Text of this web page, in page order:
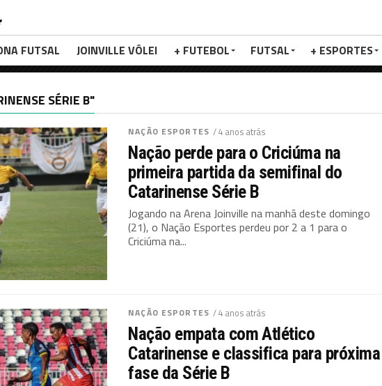
FUTSAL JOINVILLE VÔLEI + FUTEBOL FUTSAL + ESPORTES
SÉRIE B"
NAÇÃO ESPORTES / 4 anos atrás
Nação perde para o Criciúma na
primeira partida da semifinal do
Catarinense Série B
Jogando na Arena Joinville na manhã deste domingo
(21), o Nação Esportes perdeu por 2 a 1 para o
Criciúma na...
NAÇÃO ESPORTES / 4 anos atrás
Nação empata com Atlético
Catarinense e classifica para próxima
fase da Série B